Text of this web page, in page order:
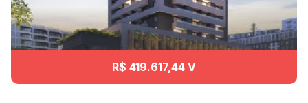
R$ 419.617,44 V